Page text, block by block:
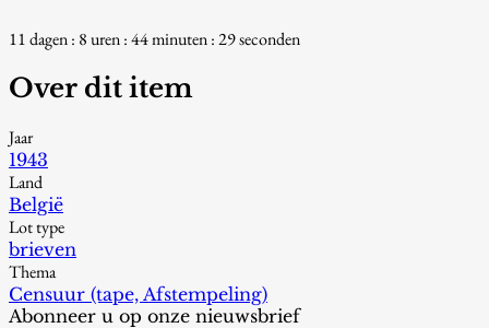
11 dagen : 8 uren : 44 minuten : 27 seconden
Over dit item
Jaar
1943
Land
België
Lot type
brieven
Thema
Censuur (tape, Afstempeling)
Abonneer u op onze nieuwsbrief